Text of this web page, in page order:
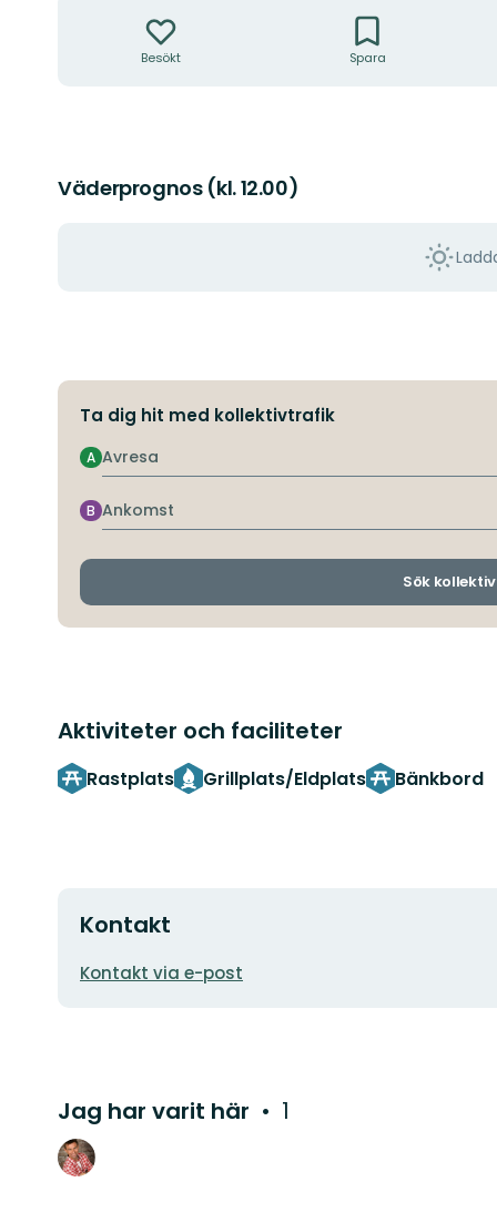
Besökt Spara
Väderprognos (kl. 12.00)
Ta dig hit med kollektivtrafik
Avresa
A
Ankomst
B
Sök
Aktiviteter och faciliteter
Rastplats Grillplats/Eldplats Bänkbord
Kontakt
E-
Kontakt via e-post
Jag har varit här 1